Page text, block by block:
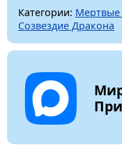
Категории: Мертвые
Созвездие Дракона